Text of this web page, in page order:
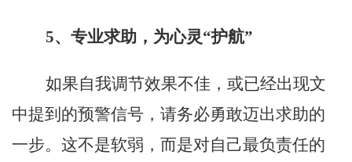
5、 专业求助，为心灵“护航”
如果自我调节效果不佳，或已经出现文
中提到的预警信号，请务必勇敢迈出求助的
一步。这不是软弱，而是对自己最负责任的